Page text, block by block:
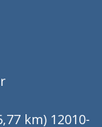
km) 12010-